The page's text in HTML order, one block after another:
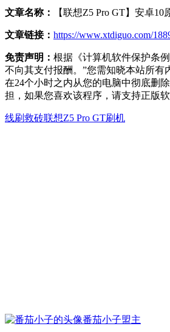
文章名称： 【联想Z5 Pro GT】安卓
文章链接： https://www.xtdiguo.com/
免责声明： 根据《计算机软件保护条
不向其支付报酬。”您需知晓本站所
在24个小时之内从您的电脑中彻底删
担，如果您喜欢该程序，请支持正版
线刷救砖联想Z5 Pro GT刷机
番茄小子盟主